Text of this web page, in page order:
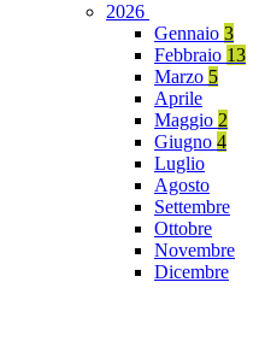
2026
Gennaio 3
Febbraio 13
Marzo 5
Aprile
Maggio 2
Giugno 4
Luglio
Agosto
Settembre
Ottobre
Novembre
Dicembre